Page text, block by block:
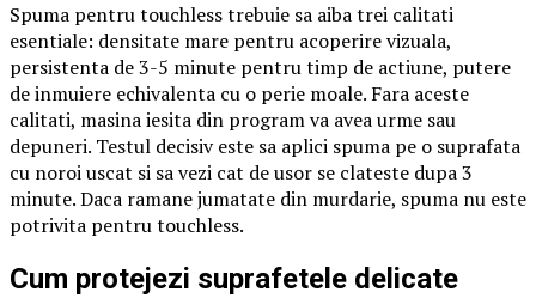
Spuma pentru touchless trebuie sa aiba trei calitati
esentiale: densitate mare pentru acoperire vizuala,
persistenta de 3-5 minute pentru timp de actiune, putere
de inmuiere echivalenta cu o perie moale. Fara aceste
calitati, masina iesita din program va avea urme sau
depuneri. Testul decisiv este sa aplici spuma pe o suprafata
cu noroi uscat si sa vezi cat de usor se clateste dupa 3
minute. Daca ramane jumatate din murdarie, spuma nu este
potrivita pentru touchless.
Cum protejezi suprafetele delicate